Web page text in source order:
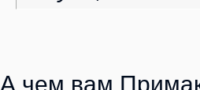
А чем вам